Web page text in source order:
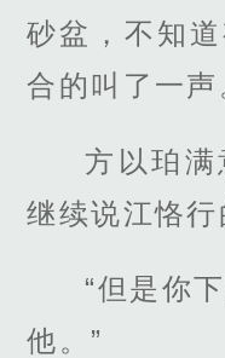
砂盆，不知
合的叫了一声
方以珀满
继续说江恪行
“但是你
他。”